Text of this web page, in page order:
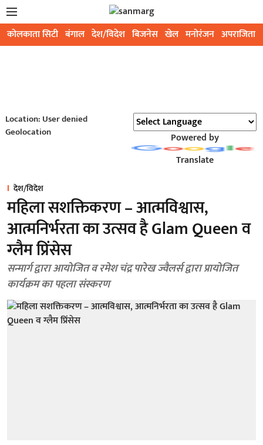
कोलकाता सिटी बंगाल देश/विदेश बिजनेस खेल मनोरंजन अपराजिता
Location: User denied
Geolocation
Powered by
Translate
देश/विदेश
महिला सशक्तिकरण – आत्मविश्वास,
आत्मनिर्भरता का उत्सव है Glam Queen व
ग्लैम प्रिंसेस
सन्मार्ग द्वारा आयोजित व रमेश चंद्र पारेख ज्वैलर्स द्वारा प्रायोजित
कार्यक्रम का पहला संस्करण